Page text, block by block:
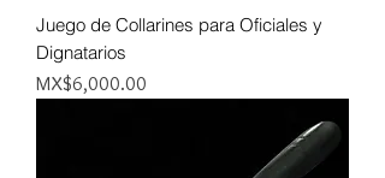
Juego de Collarines para Oficiales y
Dignatarios
Price
MX$6,000.00